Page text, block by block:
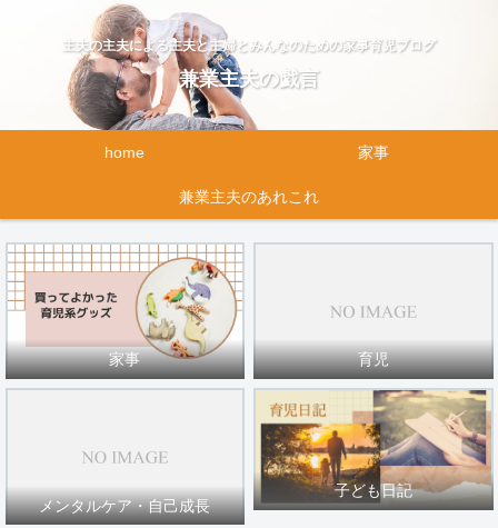
主夫の主夫による主夫と主婦とみんなのための家事育児ブログ
兼業主夫の戯言
home 家事
兼業主夫のあれこれ
家事 育児
メンタルケア・自己成長
子ども日記